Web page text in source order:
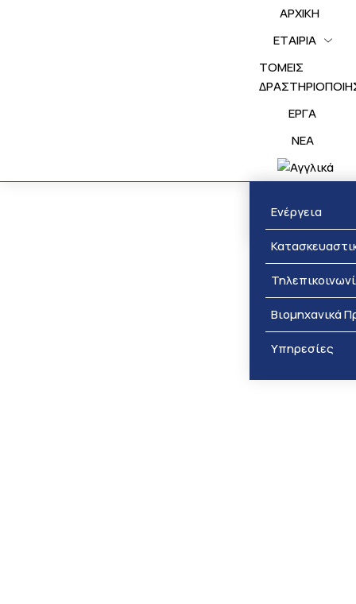
ΑΡΧΙΚΗ
ΕΤΑΙΡΙΑ
Βραβεύσεις
ΤΟΜΕΙΣ
Ενέργεια
Βιομηχανικά
Υπηρεσίες
ΕΡΓΑ
NEA